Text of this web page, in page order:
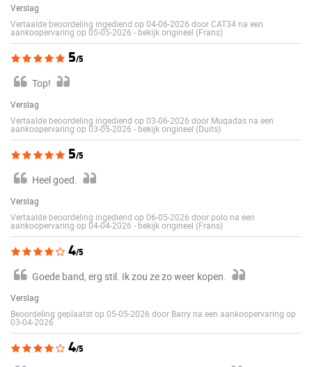
Verslag
Vertaalde beoordeling ingediend op 04-06-2026 door CAT34 na een
aankoopervaring op 05-05-2026 - bekijk origineel (Frans)
5/5
Top!
Verslag
Vertaalde beoordeling ingediend op 03-06-2026 door Muqadas na een
aankoopervaring op 03-05-2026 - bekijk origineel (Duits)
5/5
Heel goed.
Verslag
Vertaalde beoordeling ingediend op 06-05-2026 door polo na een
aankoopervaring op 04-04-2026 - bekijk origineel (Frans)
4/5
Goede band, erg stil. Ik zou ze zo weer kopen.
Verslag
Beoordeling geplaatst op 05-05-2026 door Barry na een aankoopervaring op
03-04-2026
4/5